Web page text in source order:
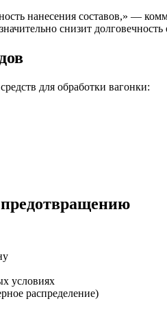
нанесения составов,» —
снизит долговечность
для обработки вагонки:
условиях
распределение)